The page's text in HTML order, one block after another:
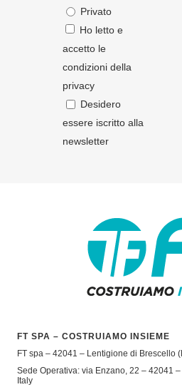
Privato
Ho letto e
accetto le
condizioni della
privacy
Desidero
essere iscritto alla
newsletter
FT SPA – COSTRUIAMO INSIEME
FT spa – 42041 – Lentigione di Brescello
Sede Operativa: via Enzano, 22 – 42041
Italy